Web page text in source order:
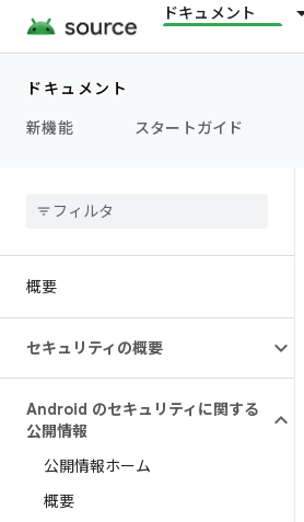
ドキュメント
ドキュメント
新機能
スタートガイド
概要
セキュリティの概要
Android のセキュリティに関する
公開情報
公開情報ホーム
概要